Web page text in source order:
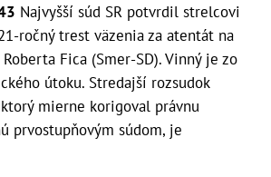
Najvyšší súd SR potvrdil strelcovi
ročný trest väzenia za atentát na
Fica (Smer-SD). Vinný je zo
útoku. Stredajší rozsudok
mierne korigoval právnu
prvostupňovým súdom, je